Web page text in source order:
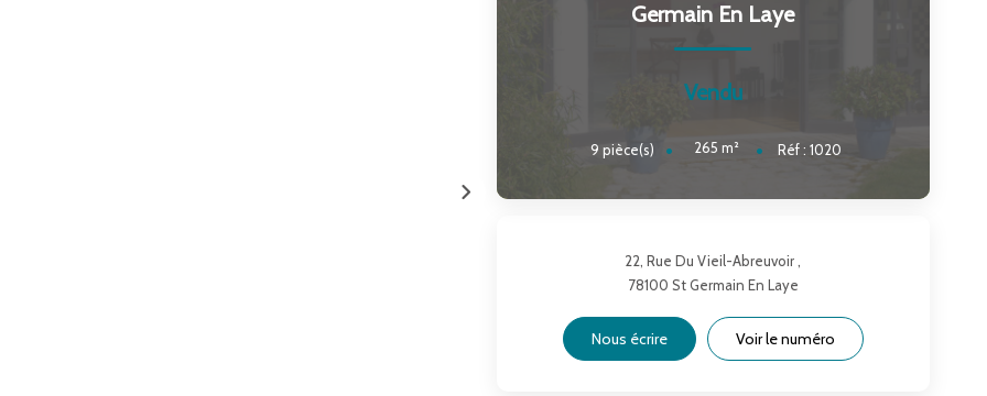
Germain En Laye
Vendu
9pièce(s) 265m² Réf :1020
22, Rue Du Vieil-Abreuvoir ,
78100 St Germain En Laye
Nous écrire Voir le numéro